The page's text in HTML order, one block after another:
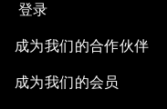
登录
成为我们的合作伙伴
成为我们的会员